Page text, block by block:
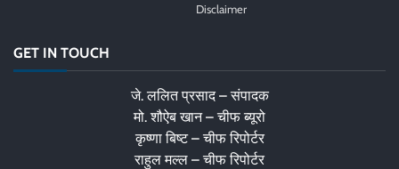
Disclaimer
GET IN TOUCH
जे. ललित प्रसाद – संपादक
मो. शौऐब खान – चीफ ब्यूरो
कृष्णा बिष्ट – चीफ रिपोर्टर
राहुल मल्ल – चीफ रिपोर्टर